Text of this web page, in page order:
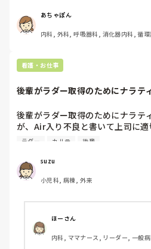
ラダー制度をのんびりやりたい。
通勤を楽にしたい。
ォー転職で安心しています。
私はオペ看歴が長くて、経験はオ
そこで、まだ仮内容中ということ
きにいき素直に自分だったらどこ
すべてオペ看でした。
オペ看て、そんな人居ないんです
こんな事なら、今の病院の正規を
っています。
あちゃぽん
内科, 外科, 呼吸器科, 消化器内科, 循
その他の科, ママナース, 外来, 神経内
消化器外科, 一般病院, 慢性期, 回復期,
看護・お仕事
後輩がラダー取得のためにナラテ
後輩がラダー取得のためにナラテ
が、Air入り不良と書いて上司に
れていました。先生のカルテでも
方わかる方教えていただきたいで
ラダー カルテ 後輩
suzu
小児科, 病棟, 外来
ほーさん
内科, ママナース, リーダー, 一般